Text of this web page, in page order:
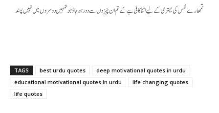
تمھارے نفس کی بہتری کے لیے اتنا کافی ہے کے تم ان چیزوں سے دور ہوجاؤ جو تمہیں دوسروں میں نہیں پسند
TAGS best urdu quotes
deep motivational quotes in urdu
educational motivational quotes in urdu
life changing quotes
life quotes